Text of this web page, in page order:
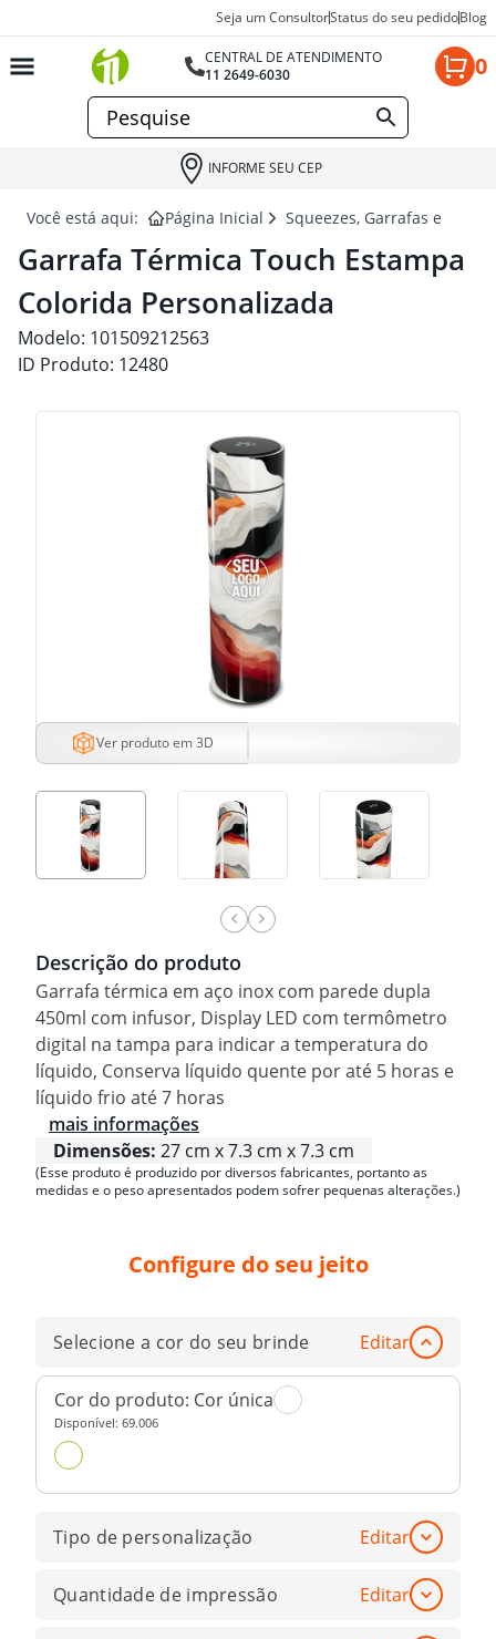
Seja um ConsultorStatus do seu pedidoBlog
CENTRAL DE ATENDIMENTO
11 2649-6030
0
INFORME SEU CEP
Você está aqui: Página Inicial Squeezes, Garrafas e
Garrafa Térmica Touch Estampa
Colorida Personalizada
Modelo: 101509212563
ID Produto: 12480
Ver produto em 3D
Descrição do produto
Garrafa térmica em aço inox com parede dupla
450ml com infusor, Display LED com termômetro
digital na tampa para indicar a temperatura do
líquido, Conserva líquido quente por até 5 horas e
líquido frio até 7 horas
mais informações
Dimensões: 27 cm x 7.3 cm x 7.3 cm
(Esse produto é produzido por diversos fabricantes, portanto as
medidas e o peso apresentados podem sofrer pequenas alterações.)
Configure do seu jeito
Selecione a cor do seu brinde Editar
Cor do produto: Cor única
Disponível: 69.006
Tipo de personalização Editar
Quantidade de impressão Editar